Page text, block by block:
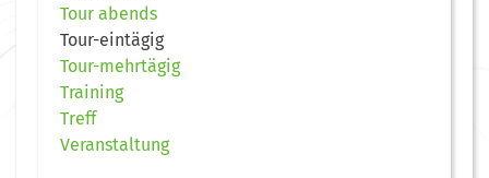
Tour abends
Tour-eintägig
Tour-mehrtägig
Training
Treff
Veranstaltung